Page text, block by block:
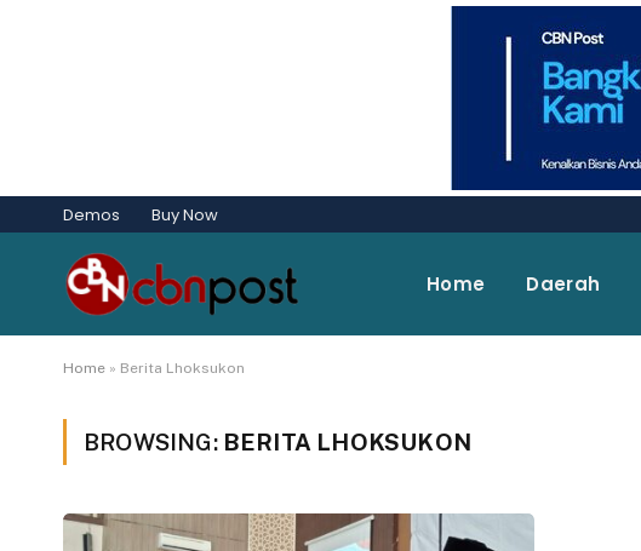
Demos Buy Now
Home Daerah
Home » Berita Lhoksukon
BROWSING: BERITA LHOKSUKON